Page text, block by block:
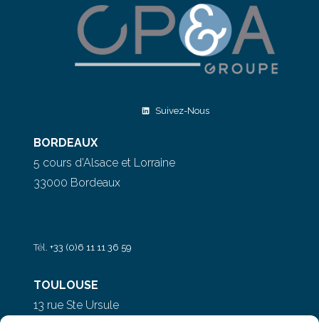
Suivez-Nous
BORDEAUX
5 cours d’Alsace et Lorraine
33000 Bordeaux
Tél.+33 (0)6 11 11 36 59
TOULOUSE
13 rue Ste Ursule